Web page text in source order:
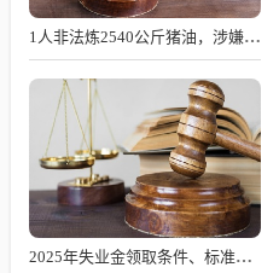
1人非法炼2540公斤猪油，涉嫌何罪？
2025年失业金领取条件、标准及发放时长解析